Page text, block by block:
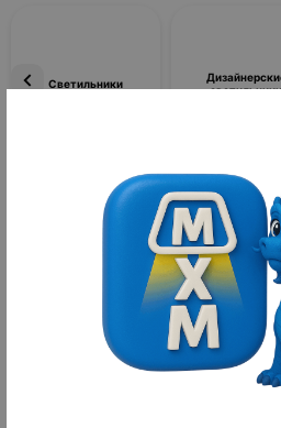
Светильники
светильники
Фильтры
Товаров не найдено
Жидкое
Жидкое мыло — это